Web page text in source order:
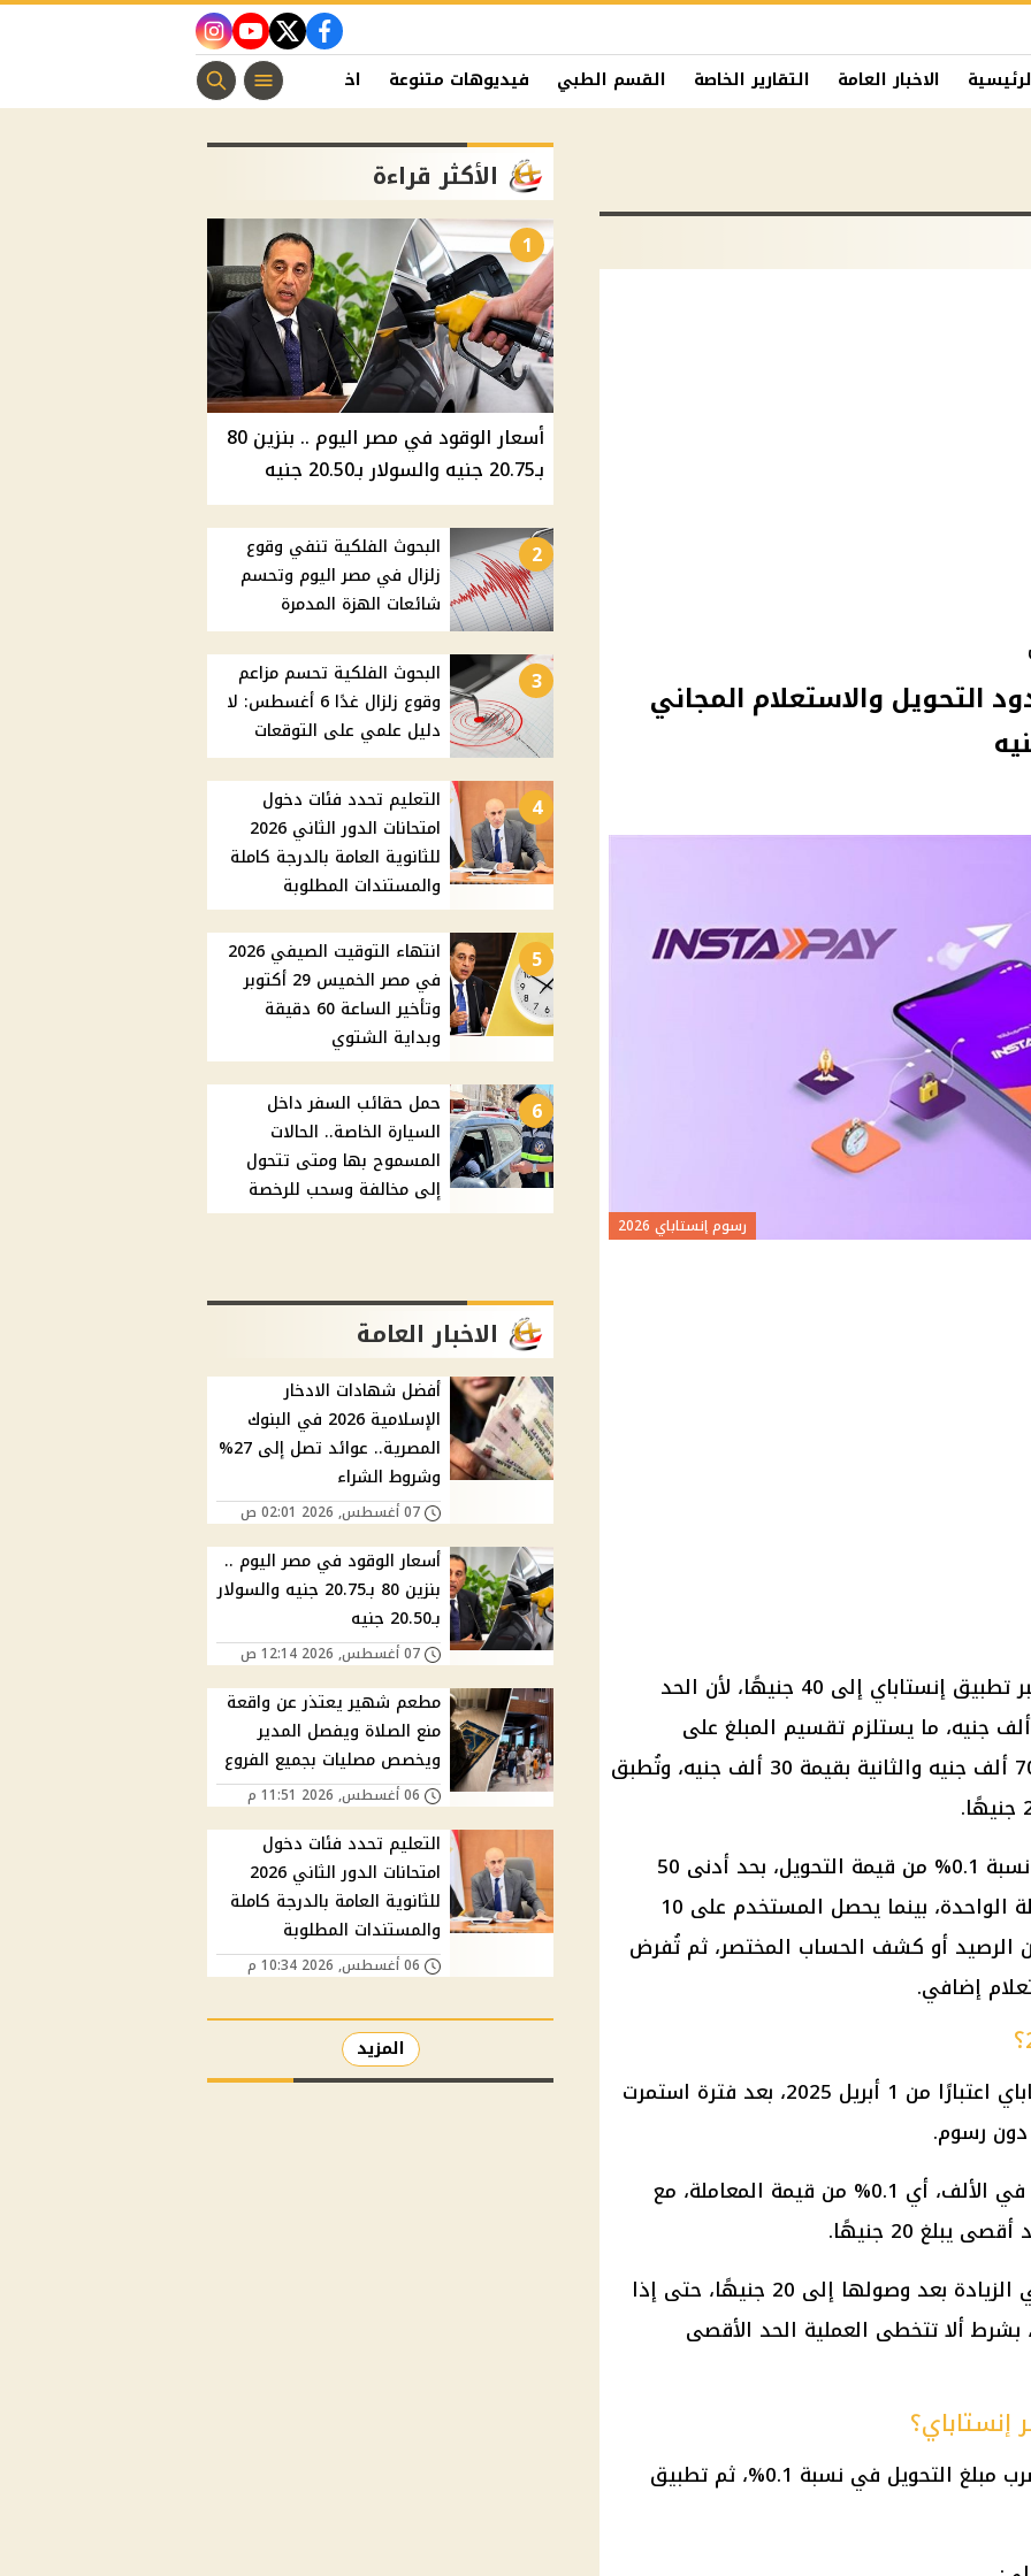
facebook
twitter
youtube
instagram
الاخبار العامة التقارير الخاصة القسم الطبي فيديوهات متنوعة اخبار الفن منوعات مسيحية
2026 وحدود التحويل والاستعلام المجاني
رسوم إنستاباي 2026
تصل تكلفة تحويل 100 ألف جنيه عبر تطبيق إنستاباي إلى 40 جنيهًا، لأن الحد
للمعاملة الواحدة يبلغ 70 ألف جنيه، ما يستلزم تقسيم المبلغ على
عمليتين منفصلتين؛ الأولى بقيمة 70 ألف جنيه والثانية بقيمة 30 ألف جنيه، وتُطبق
وتستمر رسوم إنستاباي 2026 عند نسبة 0.1% من قيمة التحويل، بحد أدنى 50
قرشًا وحد أقصى 20 جنيهًا للمعاملة الواحدة، بينما يحصل المستخدم على 10
الرصيد أو كشف الحساب المختصر، ثم تُفرض
بدأ تطبيق رسوم التحويل عبر إنستاباي اعتبارًا من 1 أبريل 2025، بعد فترة استمرت
دون رسوم.
وتُحسب رسوم التحويل بنسبة واحد في الألف، أي 0.1% من قيمة المعاملة، مع
ويعني ذلك أن الرسوم لا تستمر في الزيادة بعد وصولها إلى 20 جنيهًا، حتى إذا
20 ألف جنيه، بشرط ألا تتخطى العملية الحد الأقصى
يمكن معرفة الرسوم المستحقة بضرب مبلغ التحويل في نسبة 0.1%، ثم تطبيق
الأكثر قراءة
1
أسعار الوقود في مصر اليوم .. بنزين 80
بـ20.75 جنيه والسولار بـ20.50 جنيه
2
البحوث الفلكية تنفي وقوع
زلزال في مصر اليوم وتحسم
شائعات الهزة المدمرة
3
البحوث الفلكية تحسم مزاعم
وقوع زلزال غدًا 6 أغسطس: لا
دليل علمي على التوقعات
4
التعليم تحدد فئات دخول
امتحانات الدور الثاني 2026
للثانوية العامة بالدرجة كاملة
والمستندات المطلوبة
5
انتهاء التوقيت الصيفي 2026
في مصر الخميس 29 أكتوبر
وتأخير الساعة 60 دقيقة
وبداية الشتوي
6
حمل حقائب السفر داخل
السيارة الخاصة.. الحالات
المسموح بها ومتى تتحول
إلى مخالفة وسحب للرخصة
الاخبار العامة
أفضل شهادات الادخار
الإسلامية 2026 في البنوك
المصرية.. عوائد تصل إلى 27%
وشروط الشراء
07 أغسطس, 2026 02:01 ص
أسعار الوقود في مصر اليوم ..
بنزين 80 بـ20.75 جنيه والسولار
بـ20.50 جنيه
07 أغسطس, 2026 12:14 ص
مطعم شهير يعتذر عن واقعة
منع الصلاة ويفصل المدير
ويخصص مصليات بجميع الفروع
06 أغسطس, 2026 11:51 م
التعليم تحدد فئات دخول
امتحانات الدور الثاني 2026
للثانوية العامة بالدرجة كاملة
والمستندات المطلوبة
06 أغسطس, 2026 10:34 م
المزيد